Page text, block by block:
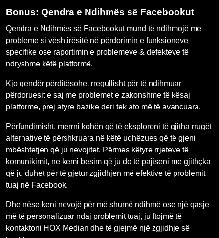
Bonus: Qendra e Ndihmës së Facebookut
Qendra e Ndihmës së Facebookut mund të ndihmojë me
probleme si vështirësitë në përdorimin e funksioneve
specifike ose raportimin e problemeve & defekteve të
ndryshme këtë platformë.
Kjo qendër përditësohet rregullisht për të ndihmuar
përdoruesit e saj me problemet e zakonshme të kësaj
platforme, prej atyre bazike deri tek ato më të avancuara.
Përfundimisht, merrni kohën që të eksploroni të gjitha rrugët
alternative të përshkruara në këtë udhëzues që të gjeni
mbështetjen që ju nevojitet. Përmes këtyre rrjeteve të
komunikimit, ne kemi besim që ju do të pajiseni me gjithçka
që ju duhet për të gjetur zgjidhjen më efektive të problemit
tuaj në Facebook.
Dhe nëse keni nevojë për më shumë ndihmë ose një qasje
më të personalizuar ndaj problemit tuaj, ju ftojmë të
kontaktoni HOX Median dhe të gjejmë një zgjidhje së